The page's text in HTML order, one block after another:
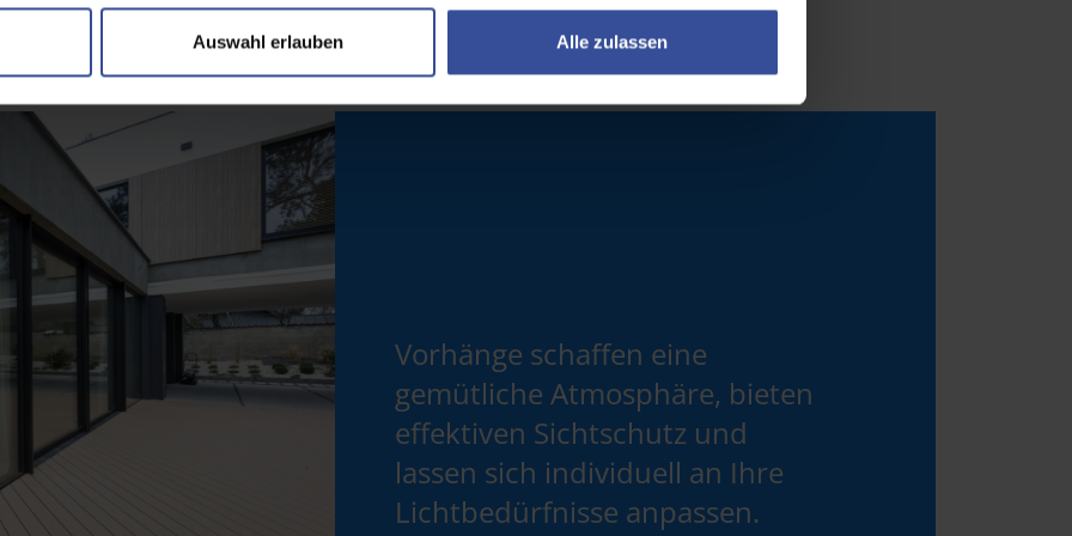
Auswahl erlauben Alle zulassen
Vorhänge schaffen eine
gemütliche Atmosphäre, bieten
effektiven Sichtschutz und
lassen sich individuell an Ihre
Lichtbedürfnisse anpassen.